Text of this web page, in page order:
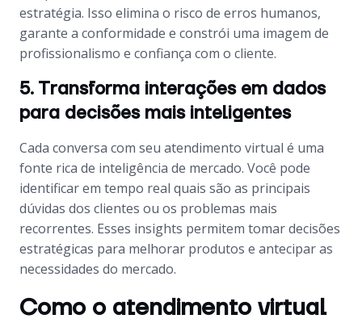
estratégia. Isso elimina o risco de erros humanos,
garante a conformidade e constrói uma imagem de
profissionalismo e confiança com o cliente.
5. Transforma interações em dados
para decisões mais inteligentes
Cada conversa com seu atendimento virtual é uma
fonte rica de inteligência de mercado. Você pode
identificar em tempo real quais são as principais
dúvidas dos clientes ou os problemas mais
recorrentes. Esses insights permitem tomar decisões
estratégicas para melhorar produtos e antecipar as
necessidades do mercado.
Como o atendimento virtual